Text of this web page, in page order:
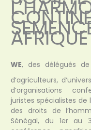
AFRIQUE
WE, des délégués
d’agriculteurs,
d’organisations
juristes spécialistes de
des droits de
Sénégal, du 1er au